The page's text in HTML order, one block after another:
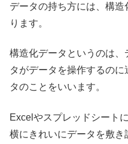
データの持ち方には、構
ります。
構造化データというのは
タがデータを操作するの
タのことをいいます。
Excelやスプレッドシート
横にきれいにデータを敷